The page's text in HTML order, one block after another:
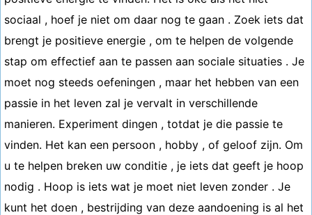
sociaal , hoef je niet om daar nog te gaan . Zoek iets dat
brengt je positieve energie , om te helpen de volgende
stap om effectief aan te passen aan sociale situaties . Je
moet nog steeds oefeningen , maar het hebben van een
passie in het leven zal je vervalt in verschillende
manieren. Experiment dingen , totdat je die passie te
vinden. Het kan een persoon , hobby , of geloof zijn. Om
u te helpen breken uw conditie , je iets dat geeft je hoop
nodig . Hoop is iets wat je moet niet leven zonder . Je
kunt het doen , bestrijding van deze aandoening is al het